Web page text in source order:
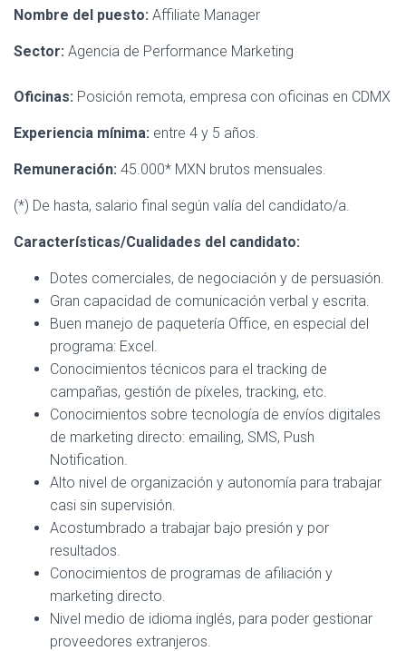
Nombre del puesto: Affiliate Manager
Sector: Agencia de Performance Marketing
Oficinas: Posición remota, empresa con oficinas en CDMX
Experiencia mínima: entre 4 y 5 años.
Remuneración: 45.000* MXN brutos mensuales.
(*) De hasta, salario final según valía del candidato/a.
Características/Cualidades del candidato:
Dotes comerciales, de negociación y de persuasión.
Gran capacidad de comunicación verbal y escrita.
Buen manejo de paquetería Office, en especial del
programa: Excel.
Conocimientos técnicos para el tracking de
campañas, gestión de píxeles, tracking, etc.
Conocimientos sobre tecnología de envíos digitales
de marketing directo: emailing, SMS, Push
Notification.
Alto nivel de organización y autonomía para trabajar
casi sin supervisión.
Acostumbrado a trabajar bajo presión y por
resultados.
Conocimientos de programas de afiliación y
marketing directo.
Nivel medio de idioma inglés, para poder gestionar
proveedores extranjeros.